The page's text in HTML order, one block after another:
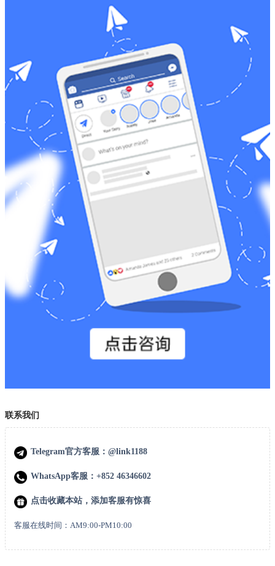
联系我们
Telegram官方客服：@link1188
WhatsApp客服：+852 46346602
点击收藏本站，添加客服有惊喜
客服在线时间：AM9:00-PM10:00